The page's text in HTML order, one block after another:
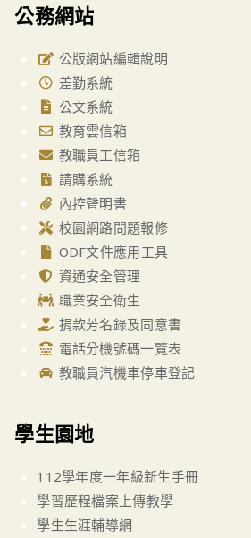
公務網站
公版網站編輯說明
差勤系統
公文系統
教育雲信箱
教職員工信箱
請購系統
內控聲明書
校園網路問題報修
ODF文件應用工具
資通安全管理
職業安全衛生
捐款芳名錄及同意書
電話分機號碼一覽表
教職員汽機車停車登記
學生園地
112學年度一年級新生手冊
學習歷程檔案上傳教學
學生生涯輔導網